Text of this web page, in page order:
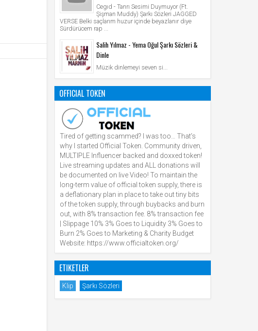
Cegıd - Tanrı Sesimi Duymuyor (Ft.
Şişman Muddy) Şarkı Sözleri JAGGED
VERSE Belki saçlarım huzur içinde beyazlanır diye
Sürdürücem rap ...
Salih Yılmaz - Yema Oğul Şarkı Sözleri &
Dinle
Müzik dinlemeyi seven si...
OFFICIAL TOKEN
Tired of getting scammed? I was too… That’s
why I started Official Token. Community driven,
MULTIPLE Influencer backed and doxxed token!
Live streaming updates and ALL donations will
be documented on live Video! To maintain the
long-term value of official token supply, there is
a deflationary plan in place to take out tiny bits
of the token supply, through buybacks and burn
out, with 8% transaction fee. 8% transaction fee
| Slippage 10% 3% Goes to Liquidity 3% Goes to
Burn 2% Goes to Marketing & Charity Budget
Website: https://www.officialtoken.org/
ETIKETLER
Klip Şarkı Sözleri